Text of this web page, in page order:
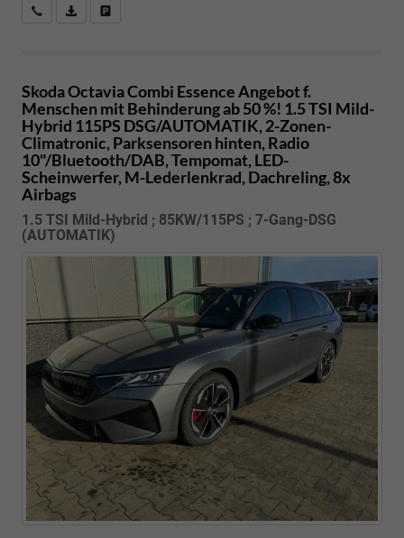
Kostenloser Rückruf-Service
PDF-Datei, Fahrzeugexposé drucken
Skoda Octavia Combi Essence Angebot f.
Menschen mit Behinderung ab 50 %! 1.5 TSI Mild-
Hybrid 115PS DSG/AUTOMATIK, 2-Zonen-
Climatronic, Parksensoren hinten, Radio
10"/Bluetooth/DAB, Tempomat, LED-
Scheinwerfer, M-Lederlenkrad, Dachreling, 8x
Airbags
1.5 TSI Mild-Hybrid ; 85KW/115PS ; 7-Gang-DSG
(AUTOMATIK)